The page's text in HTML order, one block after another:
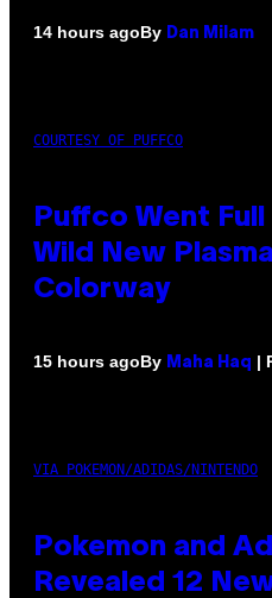
14 hours agoBy Dan Milam
COURTESY OF PUFFCO
Puffco Went
Wild New
Colorway
15 hours agoBy Maha Haq |
VIA POKEMON/ADIDAS/NINTENDO
Pokemon and
Revealed 12